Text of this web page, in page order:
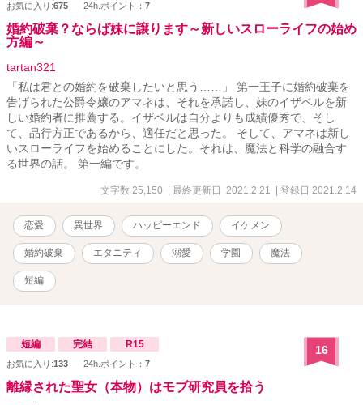
お気に入り:675 24h.ポイント： 7
婚約破棄？ならば妹に譲ります～新しいスローライフの始め
方編～
tartan321
「私は君との婚約を破棄したいと思う……」 第一王子に婚約破棄を
告げられた公爵令嬢のアマネは、それを承諾し、妹のイザベルを新
しい婚約者に推薦する。イザベルは自分よりも成績優秀で、そし
て、品行方正であるから、適任だと思った。 そして、アマネは新し
いスローライフを始めることにした。それは、魔法と科学の融合す
る世界の話。 第一編です。
文字数 25,150 | 最終更新日 2021.2.21 | 登録日 2021.2.14
恋愛 異世界 ハッピーエンド イケメン
婚約破棄 エタニティ 溺愛 学園 魔法
短編
短編 完結 R15
お気に入り:133 24h.ポイント： 7
16
離縁された聖女（本物）はモブ研究員を拾う